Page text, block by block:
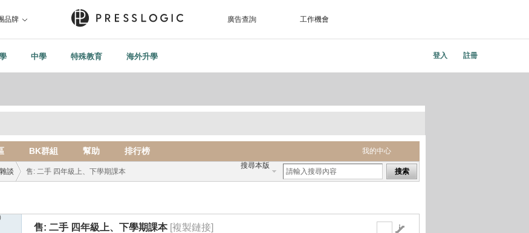
品牌 廣告查詢 工作機會
中學 特殊教育 海外升學 登入 註冊
我的中心
BK群組 幫助 排行榜
搜尋本版
搜索
談 售: 二手 四年級上、下學期課本
售: 二手 四年級上、下學期課本 [複製鏈接]